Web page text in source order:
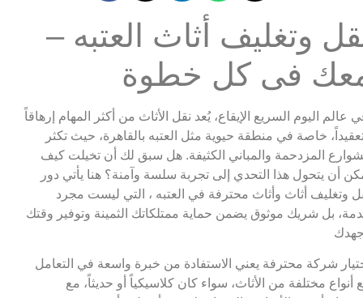
وتغليف أثاث العتبه –
فى كل خطوة
عالم اليوم السريع الإيقاع، يُعد نقل الأثاث من أكثر المهام إرهاقاً
خاصة في منطقة حيوية مثل العتبه بالقاهرة، حيث تكثر
المزدحمة والمباني الكثيفة. هل سبق لك أن تخيلت كيف
أن يتحول هذا التحدي إلى تجربة سلسة وآمنة؟ هنا يأتي دور
وتغليف أثاث وأثاث محترفة في العتبه ، التي ليست مجرد
بل شريك موثوق يضمن حماية ممتلكاتك الثمينة وتوفير وقتك
شركة محترفة يعني الاستفادة من خبرة واسعة في التعامل
أنواع مختلفة من الأثاث، سواء كان كلاسيكياً أو حديثاً، مع